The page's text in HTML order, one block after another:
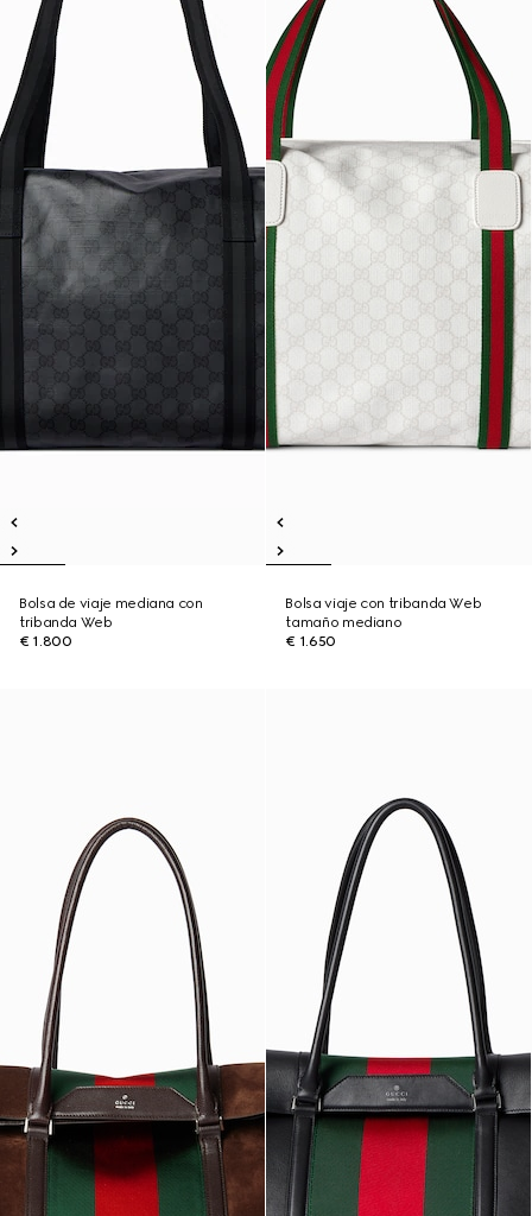
Bolsa de viaje mediana con
tribanda Web
€ 1.800
Bolsa viaje con tribanda Web
tamaño mediano
€ 1.650